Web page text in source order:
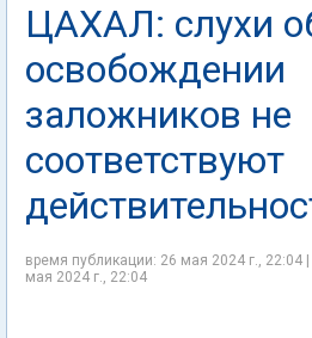
ЦАХАЛ: слухи
освобождении
заложников не
соответствуют
время публикации: 26 мая 2024 г., 22:04
мая 2024 г., 22:04